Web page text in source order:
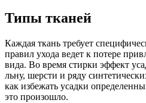
Типы тканей
Каждая ткань требует
правил ухода ведет к потере
вида. Во время стирки эффект
льну, шерсти и ряду
как избежать усадки
это произошло.